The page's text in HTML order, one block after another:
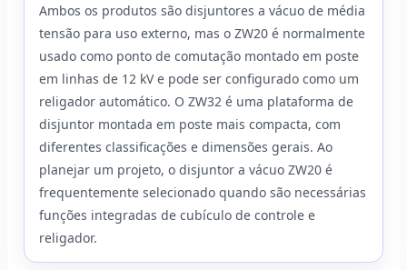
Ambos os produtos são disjuntores a vácuo de média
tensão para uso externo, mas o ZW20 é normalmente
usado como ponto de comutação montado em poste
em linhas de 12 kV e pode ser configurado como um
religador automático. O ZW32 é uma plataforma de
disjuntor montada em poste mais compacta, com
diferentes classificações e dimensões gerais. Ao
planejar um projeto, o disjuntor a vácuo ZW20 é
frequentemente selecionado quando são necessárias
funções integradas de cubículo de controle e
religador.